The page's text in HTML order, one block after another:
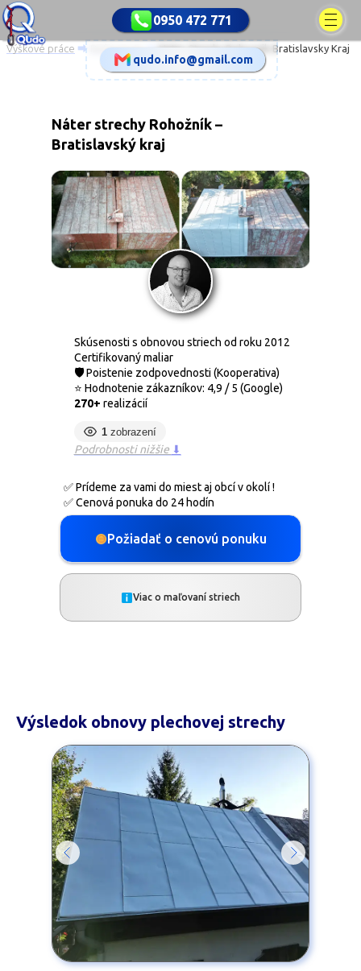
qudo.info@gmail.com
0950 472 771
Výškové práce ⮕ Referencie Nater Strechy Rohoznik Bratislavsky Kraj
Viac o maľovaní striech
Náter strechy Rohožník –
Bratislavský kraj
✅ Prídeme za vami do miest aj obcí v okolí !
✅ Cenová ponuka do 24 hodín
Skúsenosti s obnovou striech od roku 2012
Certifikovaný maliar
🛡Poistenie zodpovednosti (Kooperativa)
⭐ Hodnotenie zákazníkov: 4,9 / 5 (Google)
270+ realizácií
Podrobnosti nižšie ⬇
Požiadať o cenovú ponuku
1 zobrazení
Výsledok obnovy plechovej strechy
Nahrávanie fotografií